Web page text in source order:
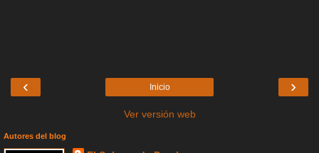
‹ ›
Inicio
Ver versión web
Autores del blog